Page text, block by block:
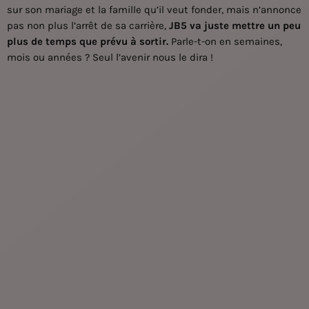
sur son mariage et la famille qu’il veut fonder, mais n’annonce
pas non plus l’arrêt de sa carrière, JB5 va juste mettre un peu
plus de temps que prévu à sortir. Parle-t-on en semaines,
mois ou années ? Seul l’avenir nous le dira !